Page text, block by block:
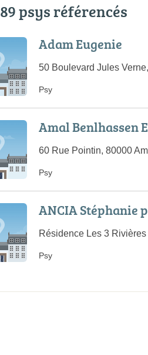
89 psys référencés
Adam Eugenie
50 Boulevard Jules
Psy
Amal Benlhassen
60 Rue Pointin, 80000
Psy
ANCIA Stéphanie
Résidence Les 3
Psy